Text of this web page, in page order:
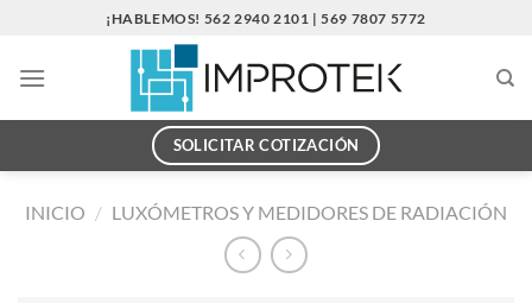
contenido
¡HABLEMOS! 562 2940 2101 | 569 7807 5772
SOLICITAR COTIZACIÓN
INICIO / LUXÓMETROS Y MEDIDORES DE RADIACIÓN